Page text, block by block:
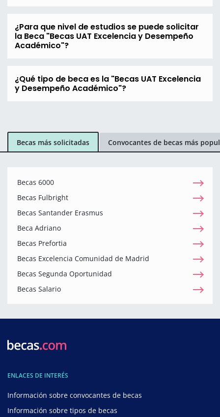
¿Para que nivel de estudios se puede solicitar
la Beca "Becas UAT Excelencia y Desempeño
Académico"?
¿Qué tipo de beca es la "Becas UAT Excelencia
y Desempeño Académico"?
Becas más solicitadas Convocantes de becas más
Becas 6000
Becas Fulbright
Becas Santander Erasmus
Beca Adriano
Becas Prefortia
Becas Excelencia Comunidad de Madrid
Becas Segunda Oportunidad
Becas Salario
ENLACES DE INTERÉS
Información sobre convocantes de becas
Información sobre tipos de becas